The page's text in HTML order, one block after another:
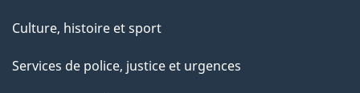
Culture, histoire et sport
Services de police, justice et urgences